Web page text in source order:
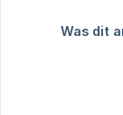
Was dit